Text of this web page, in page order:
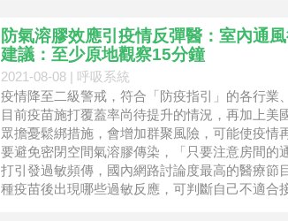
防氣溶膠效應引疫情反彈醫：室內通
建議：至少原地觀察15分鐘
2021-08-08 | 呼吸系統
疫情降至二級警戒，符合「防疫指引」的各行業
目前疫苗施打覆蓋率尚待提升的情況，再加上
眾擔憂鬆綁措施，會增加群聚風險，可能使疫情
要避免密閉空間氣溶膠傳染，「只要注意房間的
打引發過敏頻傳，國內網路討論度最高的醫療節
種疫苗後出現哪些過敏反應，可判斷自己不適合